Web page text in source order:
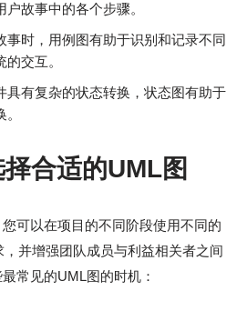
故事中的各个步骤。
事时，用例图有助于识别和记录不同
交互。
具有复杂的状态转换，状态图有助于
合适的UML图
可以在项目的不同阶段使用不同的
并增强团队成员与利益相关者之间
常见的UML图的时机：